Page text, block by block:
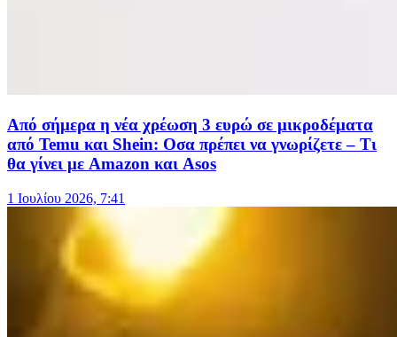
Από σήμερα η νέα χρέωση 3 ευρώ σε μικροδέματα
από Temu και Shein: Οσα πρέπει να γνωρίζετε – Τι
θα γίνει με Amazon και Asos
1 Ιουλίου 2026, 7:41